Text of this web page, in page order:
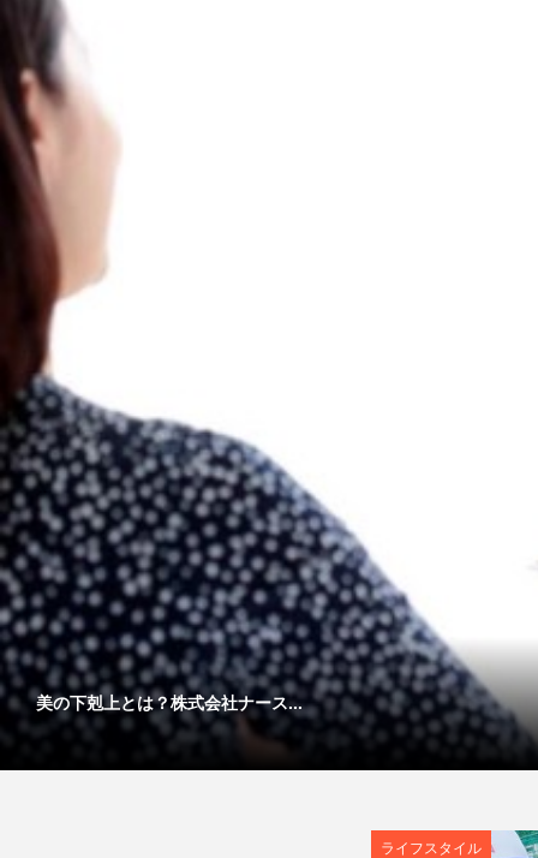
美の下剋上とは？株式会社ナース...
ライフスタイル